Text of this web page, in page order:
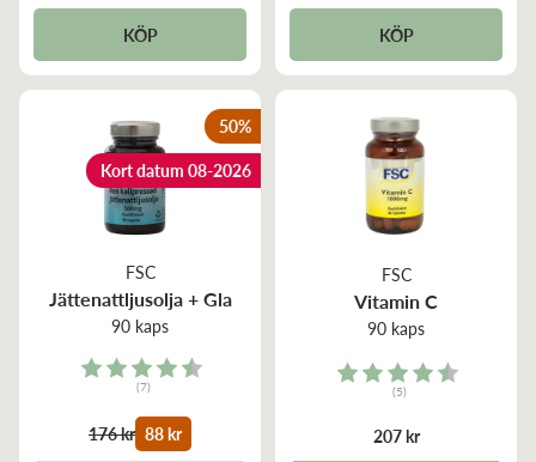
KÖP KÖP
FSC
Jättenattljusolja + Gla
90 kaps
Rating:
(7)
176 kr 88 kr
50%
Kort datum 08-2026
FSC
Vitamin C
90 kaps
Rating:
(5)
207 kr